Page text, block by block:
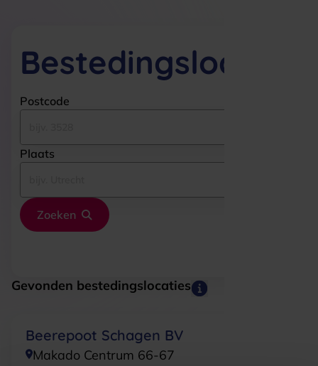
Bestedingslocaties
Postcode
Plaats
Zoeken
Gevonden bestedingslocaties
Beerepoot Schagen BV
Makado Centrum 66-67